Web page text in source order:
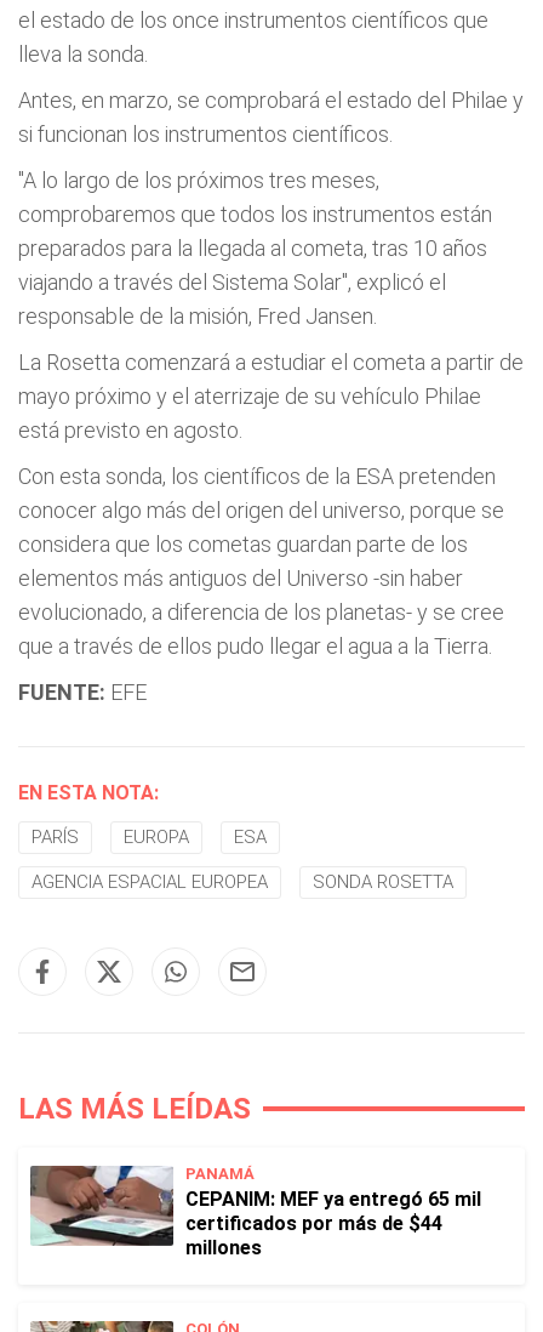
el estado de los once instrumentos científicos que
lleva la sonda.
Antes, en marzo, se comprobará el estado del Philae y
si funcionan los instrumentos científicos.
"A lo largo de los próximos tres meses,
comprobaremos que todos los instrumentos están
preparados para la llegada al cometa, tras 10 años
viajando a través del Sistema Solar", explicó el
responsable de la misión, Fred Jansen.
La Rosetta comenzará a estudiar el cometa a partir de
mayo próximo y el aterrizaje de su vehículo Philae
está previsto en agosto.
Con esta sonda, los científicos de la ESA pretenden
conocer algo más del origen del universo, porque se
considera que los cometas guardan parte de los
elementos más antiguos del Universo -sin haber
evolucionado, a diferencia de los planetas- y se cree
que a través de ellos pudo llegar el agua a la Tierra.
FUENTE: EFE
EN ESTA NOTA:
PARÍS EUROPA ESA
AGENCIA ESPACIAL EUROPEA SONDA ROSETTA
LAS MÁS LEÍDAS
PANAMÁ
CEPANIM: MEF ya entregó 65 mil
certificados por más de $44
millones